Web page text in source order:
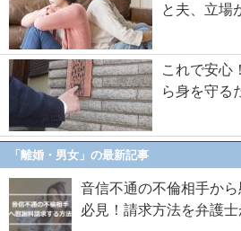
と夫、立場
これで安心
ら身を守る
「離婚・男女」の最新記事
音信不通の不倫相手か
必見！請求方法を弁護士